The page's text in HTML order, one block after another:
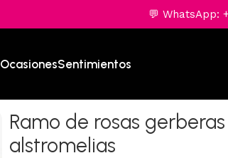
💬 WhatsApp:
OcasionesSentimientos
Ramo de rosas
alstromelias